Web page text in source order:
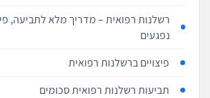
רשלנות רפואית – מדריך מלא לתביעה,
נפגעים
פיצויים ברשלנות רפואית
תביעות רשלנות רפואית סכומים